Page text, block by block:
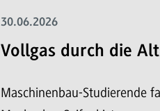
30.06.2026
Vollgas durch die
Maschinenbau-Studierende